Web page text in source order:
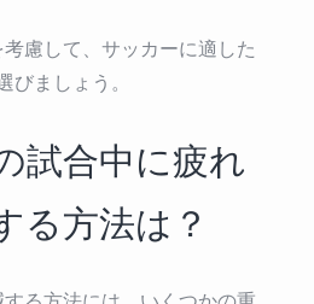
慮して、サッカーに適した
びましょう。
試合中に疲れ
る方法は？